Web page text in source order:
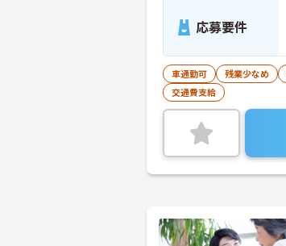
応募要件
車通勤可 残業少なめ
交通費支給